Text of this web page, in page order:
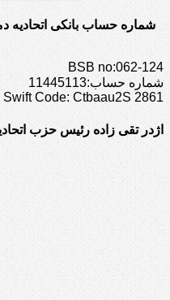
شماره حساب بانکی اتحادیه
BSB no:062-124
شماره حساب:11445113
Swift Code: Ctbaau2S 2861
اژدر تقی زاده رئیس حزب